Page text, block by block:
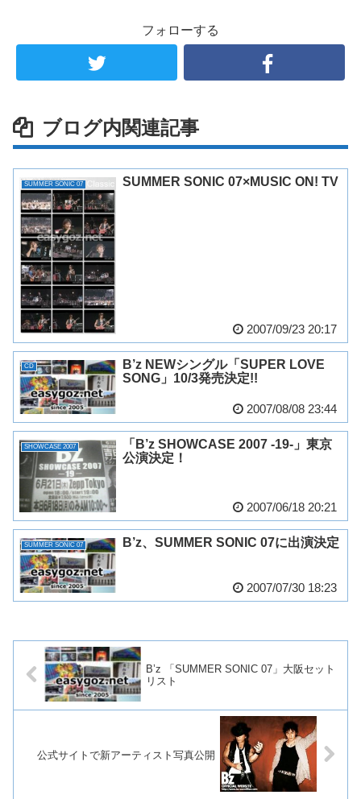
フォローする
ブログ内関連記事
SUMMER SONIC 07 SUMMER SONIC 07×MUSIC ON! TV
2007/09/23 20:17
CD
B’z NEWシングル「SUPER LOVE
SONG」10/3発売決定!!
2007/08/08 23:44
SHOWCASE 2007
「B’z SHOWCASE 2007 -19-」東京
公演決定！
2007/06/18 20:21
SUMMER SONIC 07 B’z、SUMMER SONIC 07に出演決定
2007/07/30 18:23
B’z 「SUMMER SONIC 07」大阪セット
リスト
公式サイトで新アーティスト写真公開